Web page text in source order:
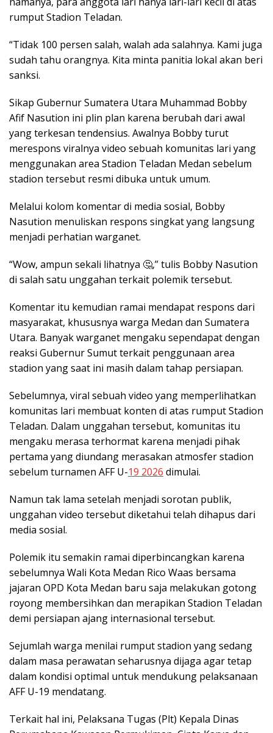
rumput Stadion Teladan.
“Tidak 100 persen salah, walah ada salahnya. Kami juga
sudah tahu orangnya. Kita minta panitia lokal akan beri
sanksi.
Sikap Gubernur Sumatera Utara Muhammad Bobby
Afif Nasution ini plin plan karena berubah dari awal
yang terkesan tendensius. Awalnya Bobby turut
merespons viralnya video sebuah komunitas lari yang
menggunakan area Stadion Teladan Medan sebelum
stadion tersebut resmi dibuka untuk umum.
Melalui kolom komentar di media sosial, Bobby
Nasution menuliskan respons singkat yang langsung
menjadi perhatian warganet.
“Wow, ampun sekali lihatnya 🤔,” tulis Bobby Nasution
di salah satu unggahan terkait polemik tersebut.
Komentar itu kemudian ramai mendapat respons dari
masyarakat, khususnya warga Medan dan Sumatera
Utara. Banyak warganet mengaku sependapat dengan
reaksi Gubernur Sumut terkait penggunaan area
stadion yang saat ini masih dalam tahap persiapan.
Sebelumnya, viral sebuah video yang memperlihatkan
komunitas lari membuat konten di atas rumput Stadion
Teladan. Dalam unggahan tersebut, komunitas itu
mengaku merasa terhormat karena menjadi pihak
pertama yang diundang merasakan atmosfer stadion
sebelum turnamen AFF U-19 2026 dimulai.
Namun tak lama setelah menjadi sorotan publik,
unggahan video tersebut diketahui telah dihapus dari
media sosial.
Polemik itu semakin ramai diperbincangkan karena
sebelumnya Wali Kota Medan Rico Waas bersama
jajaran OPD Kota Medan baru saja melakukan gotong
royong membersihkan dan merapikan Stadion Teladan
demi persiapan ajang internasional tersebut.
Sejumlah warga menilai rumput stadion yang sedang
dalam masa perawatan seharusnya dijaga agar tetap
dalam kondisi optimal untuk mendukung pelaksanaan
AFF U-19 mendatang.
Terkait hal ini, Pelaksana Tugas (Plt) Kepala Dinas